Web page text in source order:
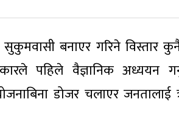
सुकुमवासी बनाएर गरिने विस्तार
पहिले वैज्ञानिक अध्ययन
डोजर चलाएर जनतालाई